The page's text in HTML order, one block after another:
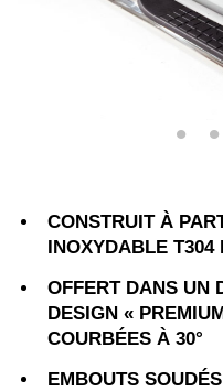
CONSTRUIT À
INOXYDABLE T304
OFFERT DANS UN
DESIGN «
COURBÉES À 30°
EMBOUTS SOUDÉS